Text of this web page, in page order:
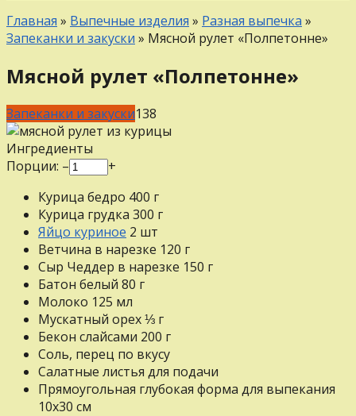
Главная » Выпечные изделия » Разная выпечка »
Запеканки и закуски » Мясной рулет «Полпетонне»
Мясной рулет «Полпетонне»
Запеканки и закуски138
Ингредиенты
Порции: –
+
Курица бедро 400 г
Курица грудка 300 г
Яйцо куриное 2 шт
Ветчина в нарезке 120 г
Сыр Чеддер в нарезке 150 г
Батон белый 80 г
Молоко 125 мл
Мускатный орех⅓ г
Бекон слайсами 200 г
Соль, перец по вкусу
Салатные листья для подачи
Прямоугольная глубокая форма для выпекания
10х30 см